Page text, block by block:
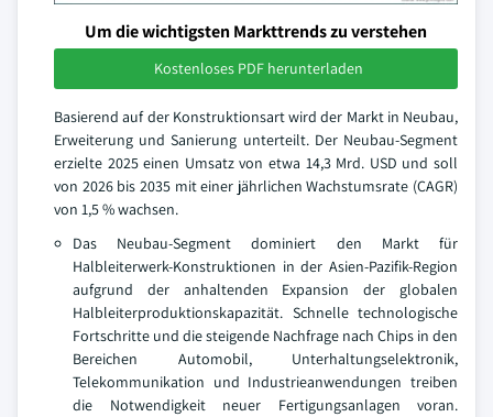
Um die wichtigsten Markttrends zu verstehen
Kostenloses PDF herunterladen
Basierend auf der Konstruktionsart wird der Markt in Neubau,
Erweiterung und Sanierung unterteilt. Der Neubau-Segment
erzielte 2025 einen Umsatz von etwa 14,3 Mrd. USD und soll
von 2026 bis 2035 mit einer jährlichen Wachstumsrate (CAGR)
von 1,5 % wachsen.
Das Neubau-Segment dominiert den Markt für
Halbleiterwerk-Konstruktionen in der Asien-Pazifik-Region
aufgrund der anhaltenden Expansion der globalen
Halbleiterproduktionskapazität. Schnelle technologische
Fortschritte und die steigende Nachfrage nach Chips in den
Bereichen Automobil, Unterhaltungselektronik,
Telekommunikation und Industrieanwendungen treiben
die Notwendigkeit neuer Fertigungsanlagen voran.